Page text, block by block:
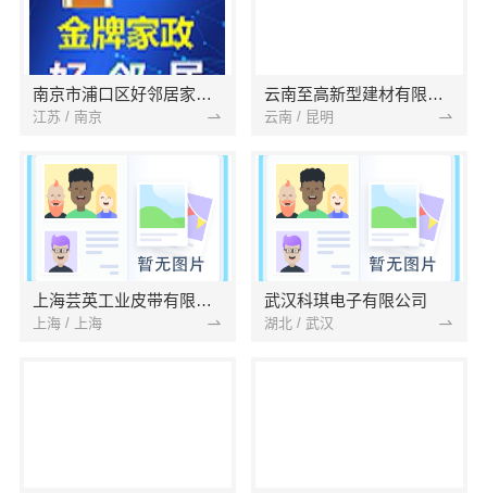
南京市浦口区好邻居家政服务中心
江苏 / 南京
云南至高新型建材有限公司
云南 / 昆明
上海芸英工业皮带有限公司
上海 / 上海
武汉科琪电子有限公司
湖北 / 武汉